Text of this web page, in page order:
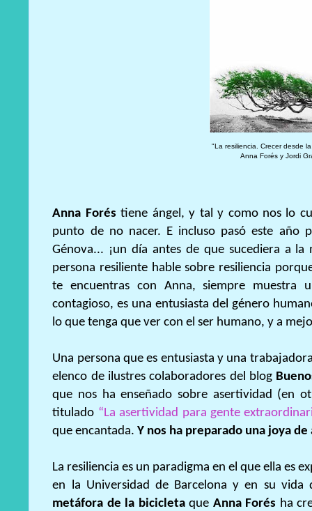
"La resiliencia. Crecer desde
Anna Forés y Jordi
Anna Forés tiene ángel, y tal y como nos lo
punto de no nacer. E incluso pasó este año
Génova... ¡un día antes de que sucediera a
persona resiliente hable sobre resiliencia
te encuentras con Anna, siempre muestra
contagioso, es una entusiasta del género
lo que tenga que ver con el ser humano, y a
Una persona que es entusiasta y una
elenco de ilustres colaboradores del blog
que nos ha enseñado sobre asertividad (en
titulado “La asertividad para gente
que encantada.Y nos ha preparado una joya
La resiliencia es un paradigma en el que ella es
en la Universidad de Barcelona y en su vida
metáfora de la bicicleta que Anna Forés ha